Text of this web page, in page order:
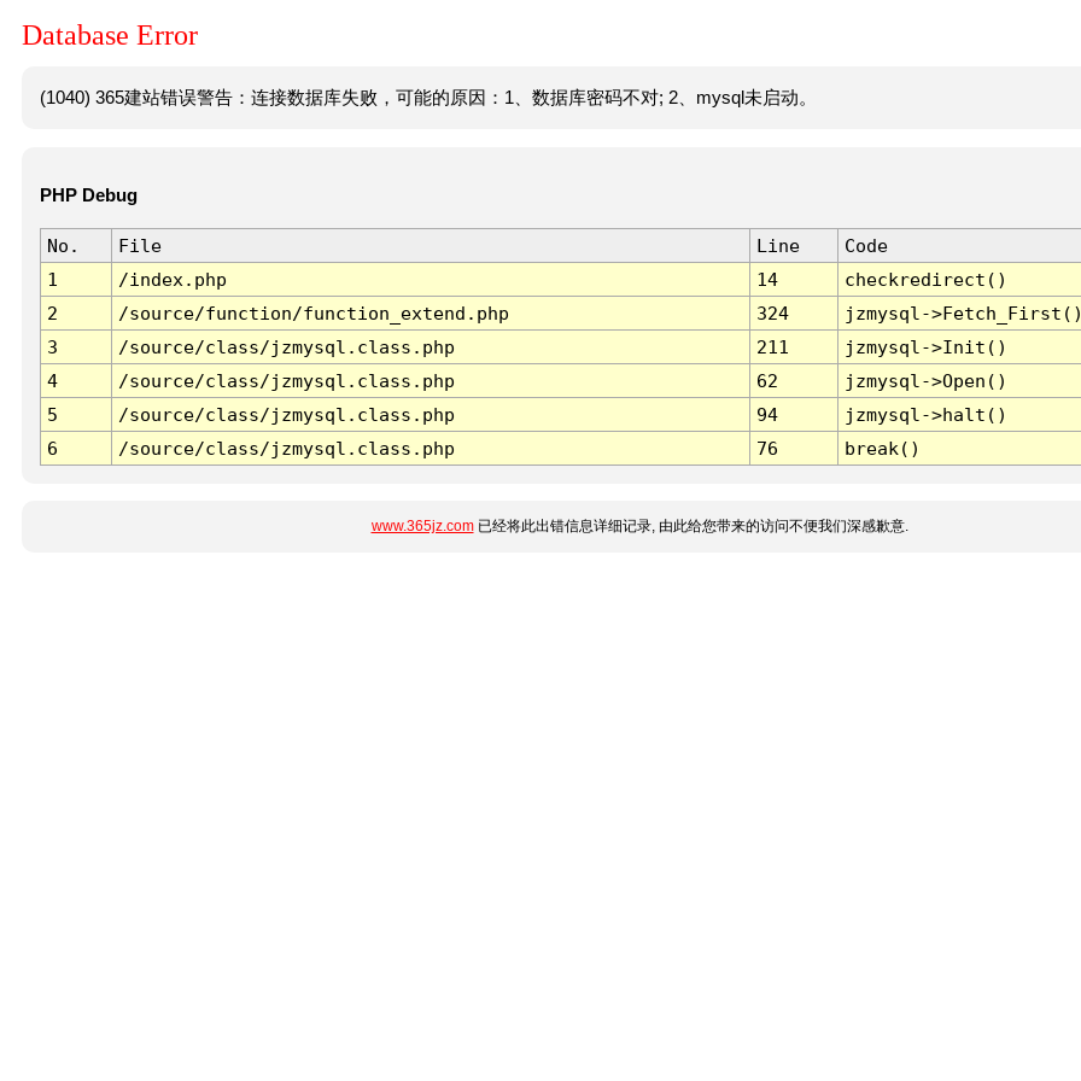
Database Error
(1040) 365建站错误警告：连接数据库失败，可能的原因：1、数据库密码不对; 2、mysql未启动。
PHP Debug
No. File Line
Code
1
/index.php 14
checkredirect()
2
/source/function/function_extend.php 324
jzmysql-
3
/source/class/jzmysql.class.php 211
jzmysql->Init()
4
/source/class/jzmysql.class.php 62
jzmysql->Open()
5
/source/class/jzmysql.class.php 94
jzmysql->halt()
6
/source/class/jzmysql.class.php 76 break()
www.365jz.com已经将此出错信息详细记录, 由此给您带来的访问不便我们深感歉意.